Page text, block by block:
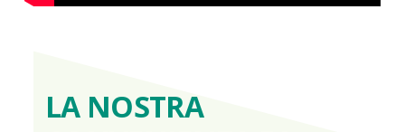
LA NOSTRA